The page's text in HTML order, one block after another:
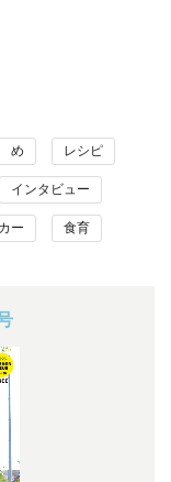
め レシピ
インタビュー
ー 食育